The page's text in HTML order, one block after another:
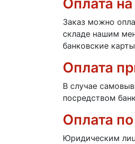
Заказ можно
складе нашим
банковские
Оплата
В случае
посредством
Оплата
Юридическим